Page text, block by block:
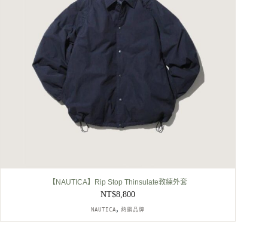
【NAUTICA】Rip Stop Thinsulate教練外套
NT$8,800
NAUTICA ,熱銷品牌